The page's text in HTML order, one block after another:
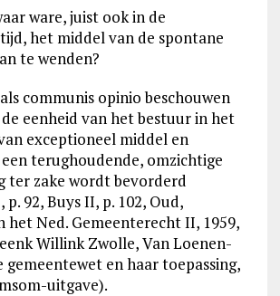
ware, juist ook in de
het middel van de spontane
te wenden?
communis opinio beschouwen
eenheid van het bestuur in het
exceptioneel middel en
terughoudende, omzichtige
ter zake wordt bevorderd
92, Buys II, p. 102, Oud,
het Ned. Gemeenterecht II, 1959,
Willink Zwolle, Van Loenen-
gemeentewet en haar toepassing,
uitgave).